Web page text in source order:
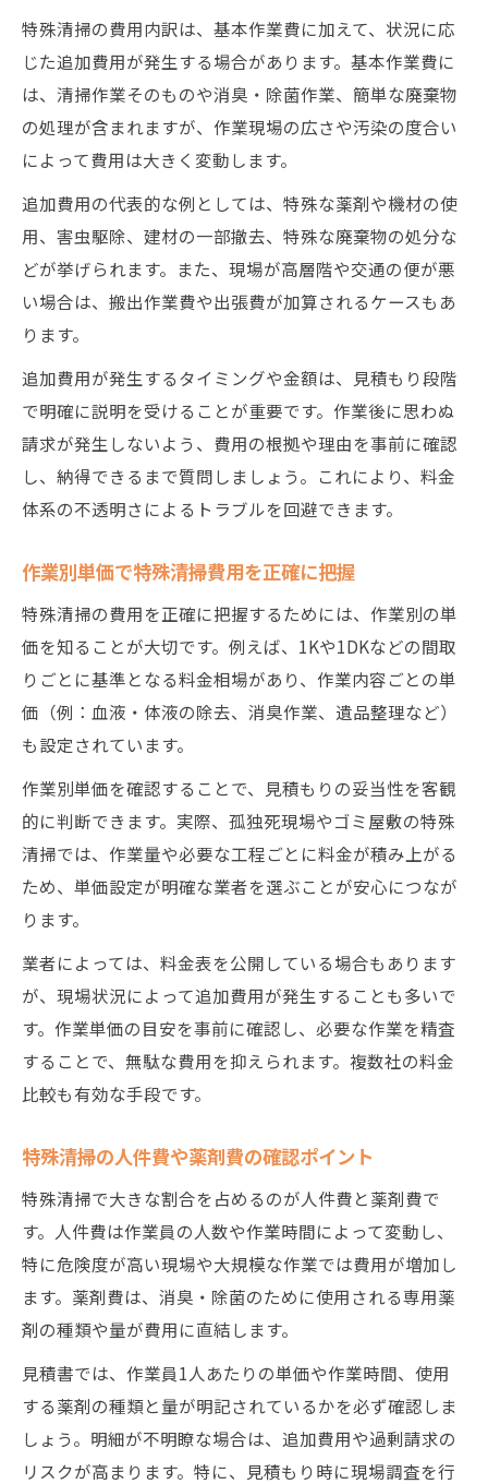
特殊清掃の費用内訳は、基本作業費に加えて、状況に応
じた追加費用が発生する場合があります。基本作業費に
は、清掃作業そのものや消臭・除菌作業、簡単な廃棄物
の処理が含まれますが、作業現場の広さや汚染の度合い
によって費用は大きく変動します。
追加費用の代表的な例としては、特殊な薬剤や機材の使
用、害虫駆除、建材の一部撤去、特殊な廃棄物の処分な
どが挙げられます。また、現場が高層階や交通の便が悪
い場合は、搬出作業費や出張費が加算されるケースもあ
ります。
追加費用が発生するタイミングや金額は、見積もり段階
で明確に説明を受けることが重要です。作業後に思わぬ
請求が発生しないよう、費用の根拠や理由を事前に確認
し、納得できるまで質問しましょう。これにより、料金
体系の不透明さによるトラブルを回避できます。
作業別単価で特殊清掃費用を正確に把握
特殊清掃の費用を正確に把握するためには、作業別の単
価を知ることが大切です。例えば、1Kや1DKなどの間取
りごとに基準となる料金相場があり、作業内容ごとの単
価（例：血液・体液の除去、消臭作業、遺品整理など）
も設定されています。
作業別単価を確認することで、見積もりの妥当性を客観
的に判断できます。実際、孤独死現場やゴミ屋敷の特殊
清掃では、作業量や必要な工程ごとに料金が積み上がる
ため、単価設定が明確な業者を選ぶことが安心につなが
ります。
業者によっては、料金表を公開している場合もあります
が、現場状況によって追加費用が発生することも多いで
す。作業単価の目安を事前に確認し、必要な作業を精査
することで、無駄な費用を抑えられます。複数社の料金
比較も有効な手段です。
特殊清掃の人件費や薬剤費の確認ポイント
特殊清掃で大きな割合を占めるのが人件費と薬剤費で
す。人件費は作業員の人数や作業時間によって変動し、
特に危険度が高い現場や大規模な作業では費用が増加し
ます。薬剤費は、消臭・除菌のために使用される専用薬
剤の種類や量が費用に直結します。
見積書では、作業員1人あたりの単価や作業時間、使用
する薬剤の種類と量が明記されているかを必ず確認しま
しょう。明細が不明瞭な場合は、追加費用や過剰請求の
リスクが高まります。特に、見積もり時に現場調査を行